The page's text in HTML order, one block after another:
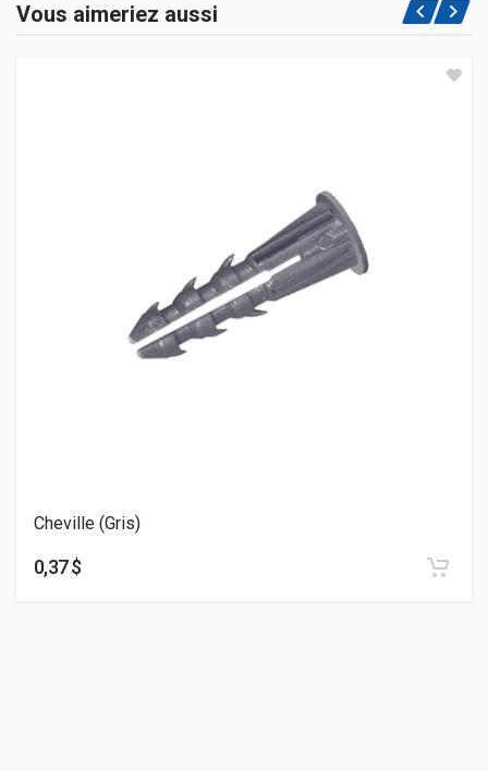
Vous aimeriez aussi
Cheville (Gris)
0,37 $